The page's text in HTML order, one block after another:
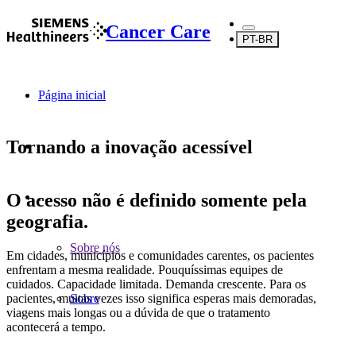
Cancer Care PT-BR
Página inicial
...
Sobre nós
Sobre
Tornando a inovação acessível
O acesso não é definido somente pela
geografia.
Em cidades, municípios e comunidades carentes, os pacientes
enfrentam a mesma realidade. Pouquíssimas equipes de
cuidados. Capacidade limitada. Demanda crescente. Para os
pacientes, muitas vezes isso significa esperas mais demoradas,
viagens mais longas ou a dúvida de que o tratamento
acontecerá a tempo.